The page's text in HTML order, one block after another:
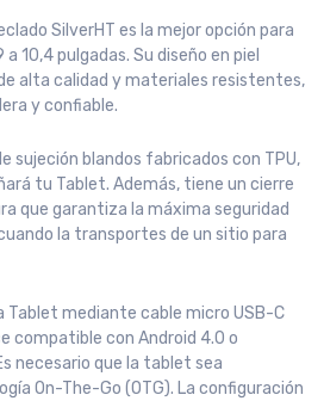
SilverHT es la mejor opción para
10,4 pulgadas. Su diseño en piel
alta calidad y materiales resistentes,
y confiable.
sujeción blandos fabricados con TPU,
tu Tablet. Además, tiene un cierre
que garantiza la máxima seguridad
la transportes de un sitio para
Tablet mediante cable micro USB-C
compatible con Android 4.0 o
necesario que la tablet sea
On-The-Go (OTG). La configuración